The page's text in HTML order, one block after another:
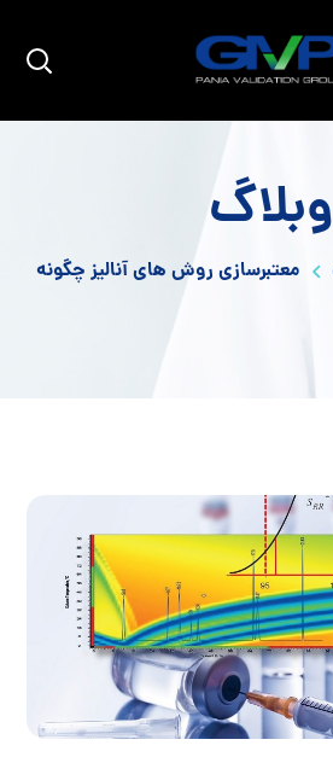
وبلاگ
معتبرسازی روش های آنالیز چگونه